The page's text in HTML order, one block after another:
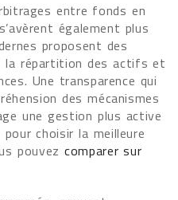
entre fonds en
également plus
proposent des
la répartition des actifs et
Une transparence qui
des mécanismes
une gestion plus active
choisir la meilleure
pouvezcomparer sur